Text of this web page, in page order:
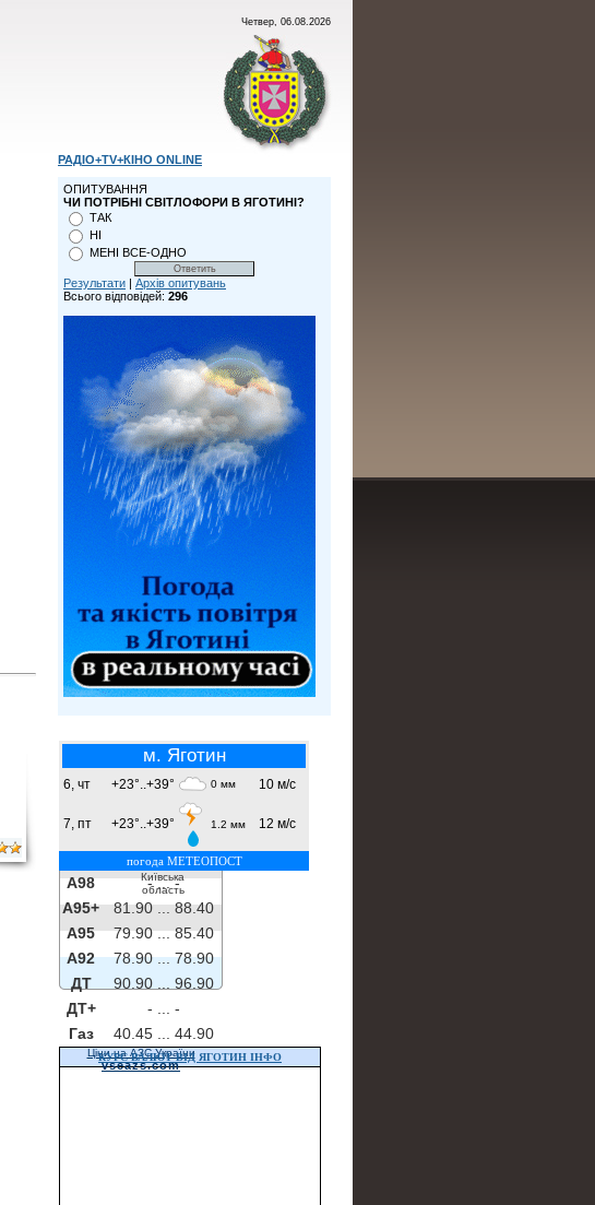
Четвер, 06.08.2026
РАДІО+TV+КІНО ONLINE
ОПИТУВАННЯ
ЧИ ПОТРІБНІ СВІТЛОФОРИ В ЯГОТИНІ?
ТАК
НІ
МЕНІ ВСЕ-ОДНО
Результати | Архів опитувань
Всього відповідей: 296
м. Яготин
6, чт +23°..+39° 0 мм 10 м/с
7, пт +23°..+39° 1.2 мм 12 м/с
погода МЕТЕОПОСТ
Київська
область
A98 - ...-
A95+
81.90 ...88.40
A95
79.90 ...85.40
A92
78.90 ...78.90
ДТ
90.90 ...
96.90
ДТ+
- ...
-
Газ
40.45 ... 44.90
Ціни на АЗС України
vseazs.com
КУРС ВАЛЮТ ВІД ЯГОТИН ІНФО